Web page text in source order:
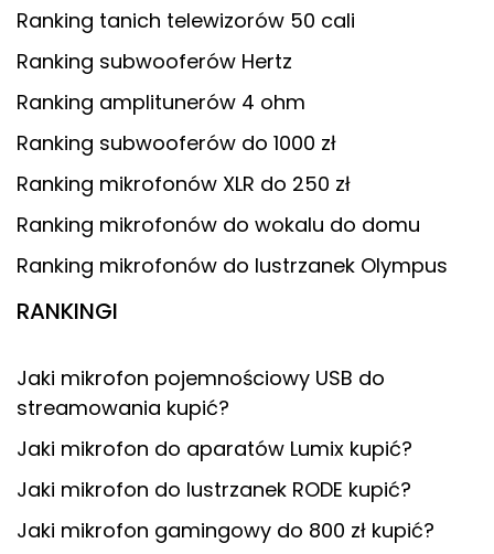
Ranking tanich telewizorów 50 cali
Ranking subwooferów Hertz
Ranking amplitunerów 4 ohm
Ranking subwooferów do 1000 zł
Ranking mikrofonów XLR do 250 zł
Ranking mikrofonów do wokalu do domu
Ranking mikrofonów do lustrzanek Olympus
RANKINGI
Jaki mikrofon pojemnościowy USB do
streamowania kupić?
Jaki mikrofon do aparatów Lumix kupić?
Jaki mikrofon do lustrzanek RODE kupić?
Jaki mikrofon gamingowy do 800 zł kupić?